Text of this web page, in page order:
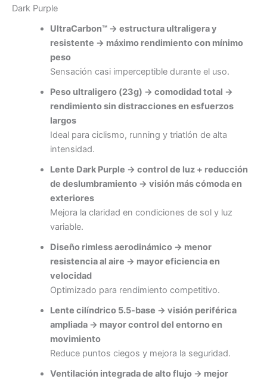
Dark Purple
UltraCarbon™ → estructura ultraligera y
resistente → máximo rendimiento con mínimo
peso
Sensación casi imperceptible durante el uso.
Peso ultraligero (23g) → comodidad total →
rendimiento sin distracciones en esfuerzos
largos
Ideal para ciclismo, running y triatlón de alta
intensidad.
Lente Dark Purple → control de luz + reducción
de deslumbramiento → visión más cómoda en
exteriores
Mejora la claridad en condiciones de sol y luz
variable.
Diseño rimless aerodinámico → menor
resistencia al aire → mayor eficiencia en
velocidad
Optimizado para rendimiento competitivo.
Lente cilíndrico 5.5-base → visión periférica
ampliada → mayor control del entorno en
movimiento
Reduce puntos ciegos y mejora la seguridad.
Ventilación integrada de alto flujo → mejor